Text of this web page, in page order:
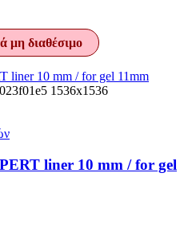
μη διαθέσιμο
liner 10 mm / for gel